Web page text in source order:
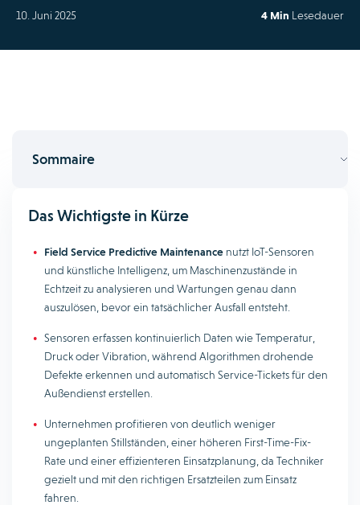
10. Juni 2025 4 Min Lesedauer
Sommaire
Das Wichtigste in Kürze
Field Service Predictive Maintenance nutzt IoT-Sensoren
und künstliche Intelligenz, um Maschinenzustände in
Echtzeit zu analysieren und Wartungen genau dann
auszulösen, bevor ein tatsächlicher Ausfall entsteht.
Sensoren erfassen kontinuierlich Daten wie Temperatur,
Druck oder Vibration, während Algorithmen drohende
Defekte erkennen und automatisch Service-Tickets für den
Außendienst erstellen.
Unternehmen profitieren von deutlich weniger
ungeplanten Stillständen, einer höheren First-Time-Fix-
Rate und einer effizienteren Einsatzplanung, da Techniker
gezielt und mit den richtigen Ersatzteilen zum Einsatz
fahren.